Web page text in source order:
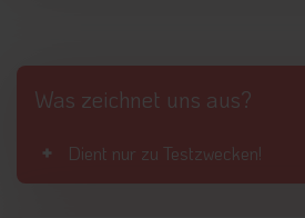
Was zeichnet uns aus?
Dient nur zu Testzwecken!